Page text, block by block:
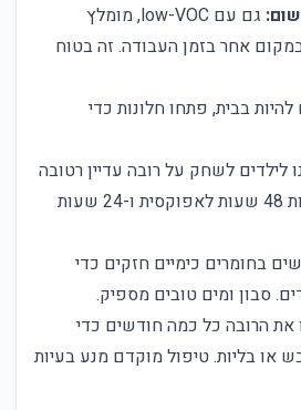
גם עם low-VOC, מומלץ
אחר בזמן העבודה. זה בטוח
בבית, פתחו חלונות כדי
לילדים לשחק על רובה עדיין רטובה
או חצי יבשה. חכו לפחות 48 שעות לאפוקסית ו-24 שעות
בחומרים כימיים חזקים כדי
סבון ומים טובים מספיק.
את הרובה כל כמה חודשים כדי
או בליות. טיפול מוקדם מנע בעיות